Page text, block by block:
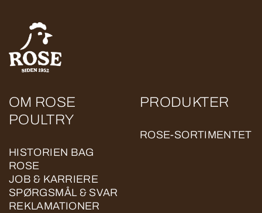
OM ROSE
POULTRY
HISTORIEN BAG
ROSE
JOB & KARRIERE
SPØRGSMÅL & SVAR
REKLAMATIONER
PRODUKTER
ROSE-SORTIMENTET